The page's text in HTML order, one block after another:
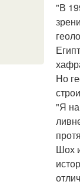
"В
Но
"Я
Шох